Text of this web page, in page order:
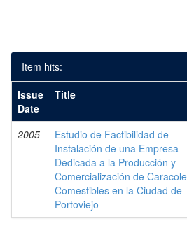
Item hits:
Issue
Date
Title
2005
Estudio de Factibilidad de
Instalación de una Empresa
Dedicada a la Producción y
Comercialización de
Comestibles en la Ciudad de
Portoviejo